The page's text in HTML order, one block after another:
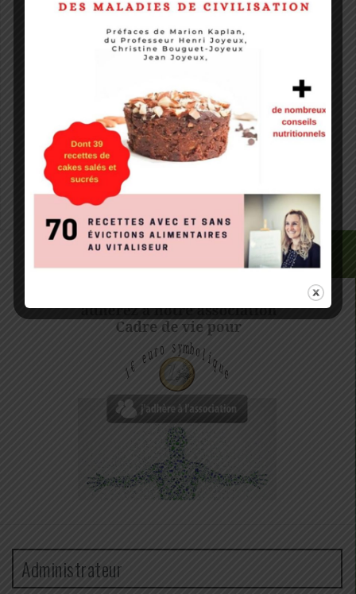
E-mail*
Notify me of followup comments via e-mail. You can
subscribe without commenting.
Administrateur